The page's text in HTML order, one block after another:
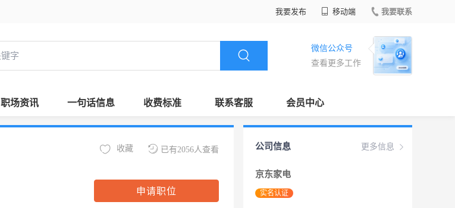
我要发布 移动端 我要联系
微信公众号
查看更多工作
职场资讯 一句话信息 收费标准 联系客服 会员中心
已有2056人查看
收藏
申请职位
更多信息
公司信息
京东家电
实名认证